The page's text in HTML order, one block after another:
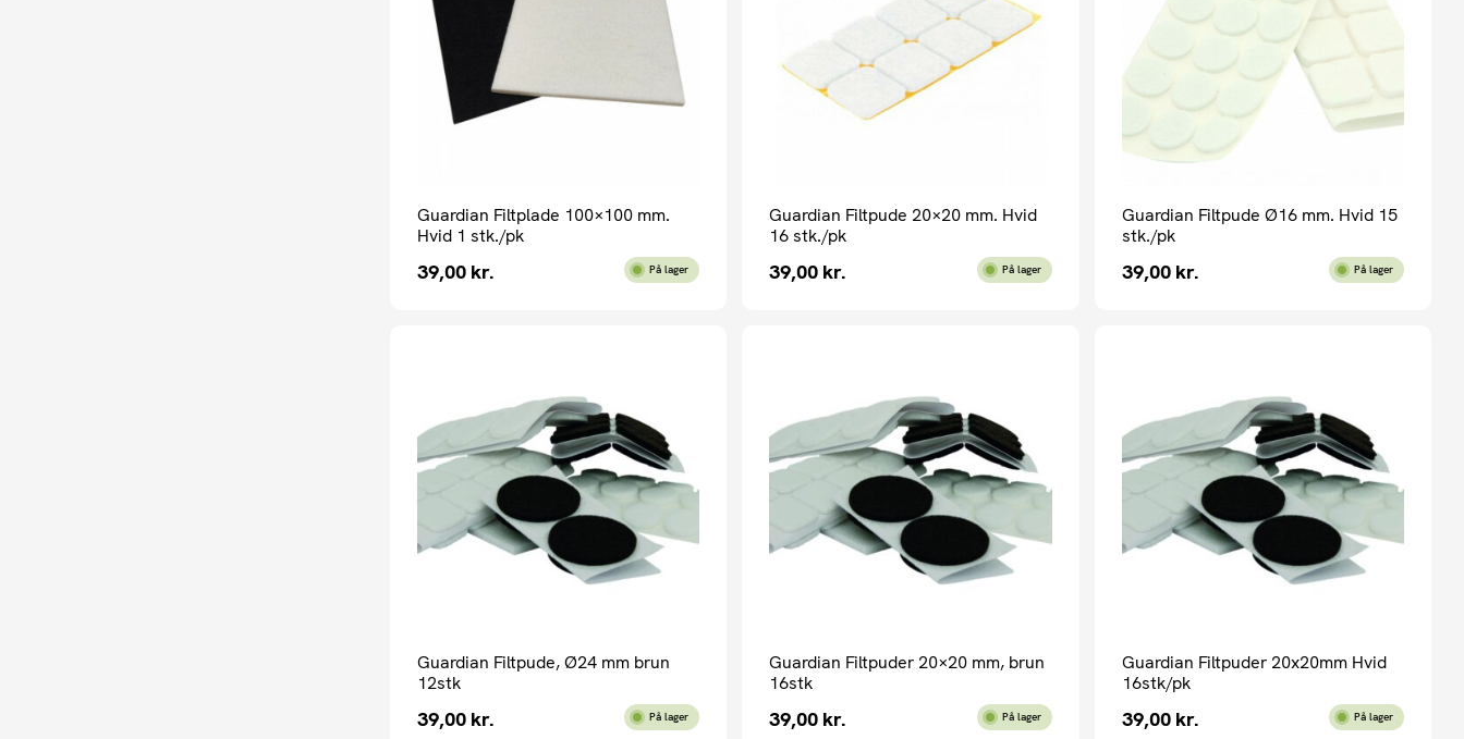
Guardian Filtplade 100×100 mm.
Hvid 1 stk./pk
39,00 kr. På lager
Guardian Filtpude 20×20 mm. Hvid
16 stk./pk
39,00 kr. På lager
Guardian Filtpude Ø16 mm. Hvid 15
stk./pk
39,00 kr. På lager
Guardian Filtpude, Ø24 mm brun
12stk
39,00 kr. På lager
Guardian Filtpuder 20×20 mm, brun
16stk
39,00 kr. På lager
Guardian Filtpuder 20x20mm Hvid
16stk/pk
39,00 kr. På lager